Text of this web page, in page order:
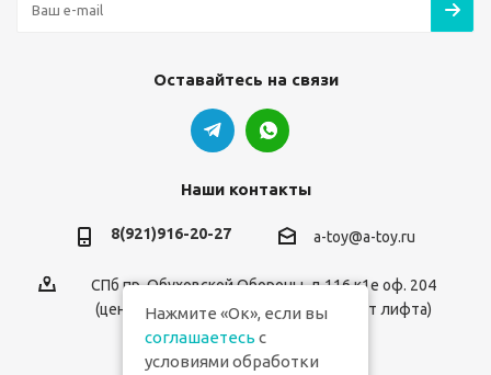
Оставайтесь на связи
Наши контакты
8(921)916-20-27 a-toy@a-toy.ru
СПб пр. Обуховской Обороны, д.116 к1е оф. 204
(центральный вход 2-й этаж справа от лифта)
Нажмите «Ок», если вы
соглашаетесь с
условиями обработки